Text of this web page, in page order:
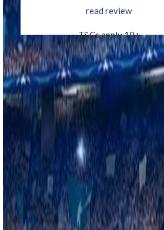
read review
T&Cs apply 18+